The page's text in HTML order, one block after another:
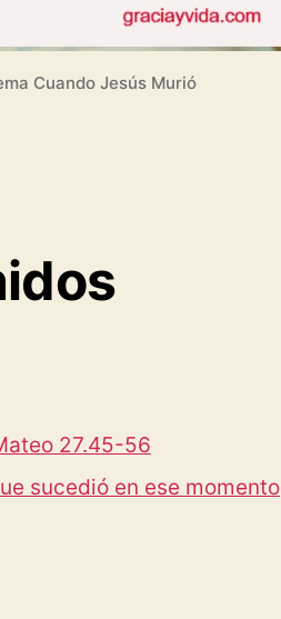
Cuando Jesús Murió
27.45-56
sucedió en ese momento